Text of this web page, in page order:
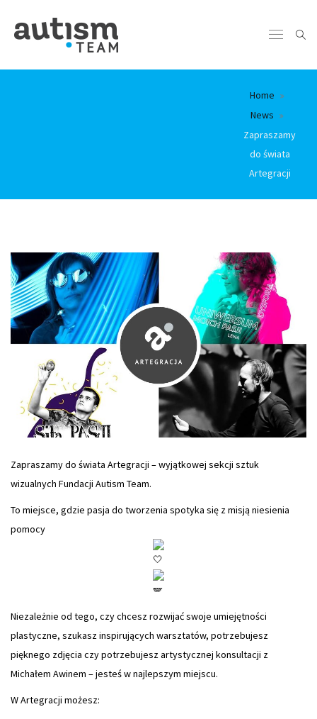
Home
News
Zapraszamy
do świata
Artegracji
Zapraszamy do świata Artegracji – wyjątkowej sekcji sztuk
wizualnych Fundacji Autism Team.
To miejsce, gdzie pasja do tworzenia spotyka się z misją niesienia
pomocy
Niezależnie od tego, czy chcesz rozwijać swoje umiejętności
plastyczne, szukasz inspirujących warsztatów, potrzebujesz
pięknego zdjęcia czy potrzebujesz artystycznej konsultacji z
Michałem Awinem – jesteś w najlepszym miejscu.
W Artegracji możesz: